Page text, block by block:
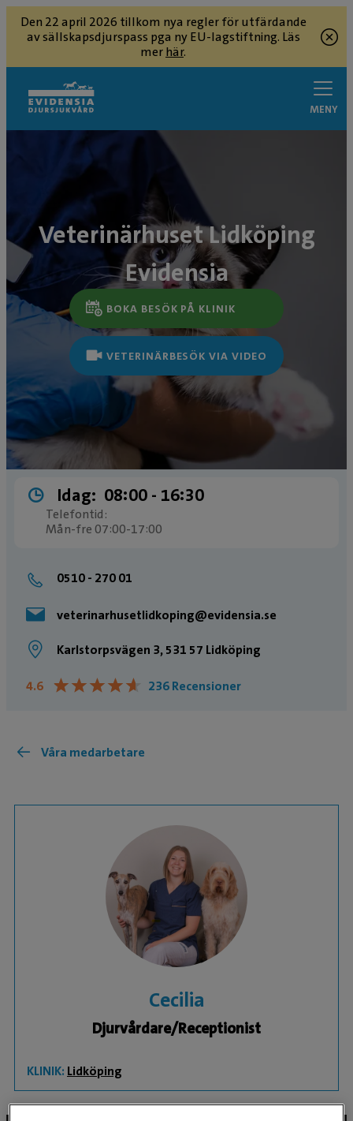
Den 22 april 2026 tillkom nya regler för utfärdande
av sällskapsdjurspass pga ny EU-lagstiftning. Läs
merhär.
MENY
Veterinärhuset Lidköping
Evidensia
BOKA BESÖK PÅ KLINIK
VETERINÄRBESÖK VIA VIDEO
Idag: 08:00 ­- 16:30
Telefontid:
Mån-fre 07:00-17:00
0510 - 270 01
veterinarhusetlidkoping@evidensia.se
Karlstorpsvägen 3, 531 57 Lidköping
4.6 ★★★★★
★★★★★ 236 Recensioner
Våra medarbetare
Cecilia
Djurvårdare/Receptionist
KLINIK: Lidköping